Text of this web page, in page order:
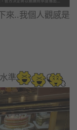
來..我個人觀感是
準